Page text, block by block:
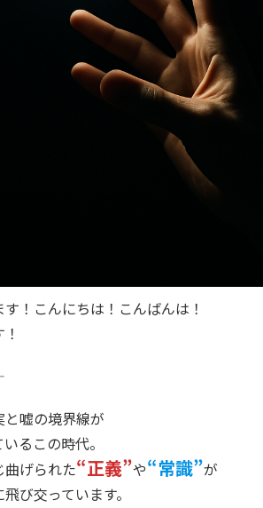
！こんにちは！こんばんは！
嘘の境界線が
るこの時代。
げられた“正義”や“常識”が
び交っています。